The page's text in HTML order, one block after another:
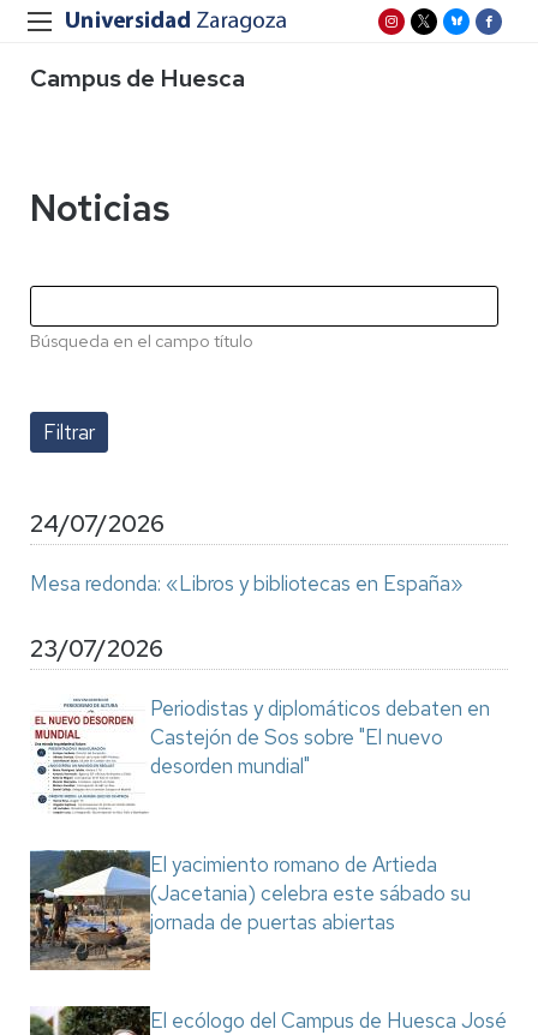
Campus de Huesca
Noticias
Búsqueda en el campo título
24/07/2026
Mesa redonda: «Libros y bibliotecas en España»
23/07/2026
Periodistas y diplomáticos debaten en
Castejón de Sos sobre "El nuevo
desorden mundial"
El yacimiento romano de Artieda
(Jacetania) celebra este sábado su
jornada de puertas abiertas
El ecólogo del Campus de Huesca José